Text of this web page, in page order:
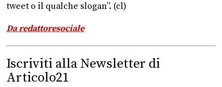
tweet o il qualche slogan”. (cl)
Da redattoresociale
Iscriviti alla Newsletter di
Articolo21